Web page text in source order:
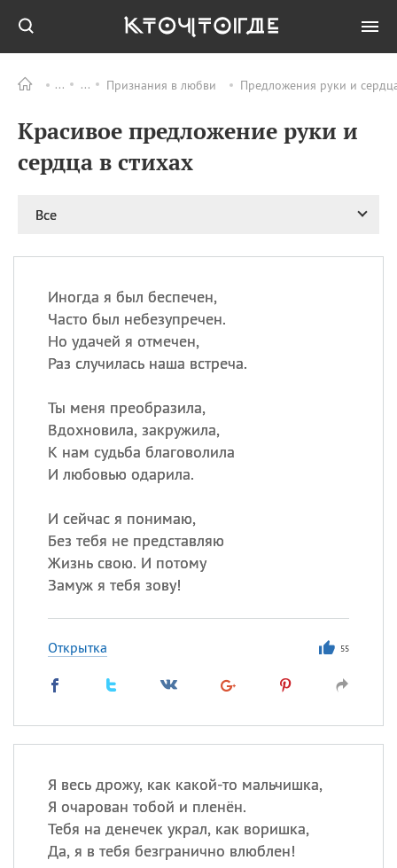
Признания в любви Предложения руки и
Красивое предложение руки и
сердца в стихах
Все
Иногда я был беспечен,
Часто был небезупречен.
Но удачей я отмечен,
Раз случилась наша встреча.
Ты меня преобразила,
Вдохновила, закружила,
К нам судьба благоволила
И любовью одарила.
И сейчас я понимаю,
Без тебя не представляю
Жизнь свою. И потому
Замуж я тебя зову!
Открытка 55
Я весь дрожу, как какой-то мальчишка,
Я очарован тобой и пленён.
Тебя на денечек украл, как воришка,
Да, я в тебя безгранично влюблен!
ПРАЗДНИКИ Все
08.08 День «Счастье
случается» (Happiness
великомученика
09.08 День книголюбов (Book
ИМЕНА
Посмотреть значениеи